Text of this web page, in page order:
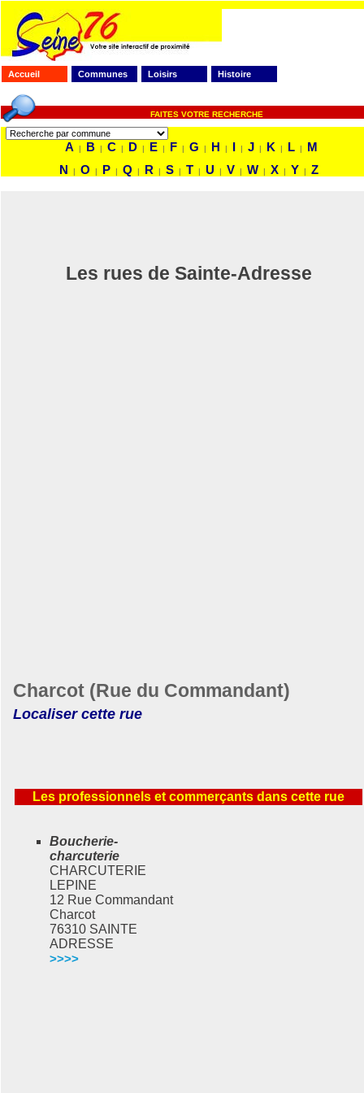
Accueil Communes Loisirs Histoire
FAITES VOTRE RECHERCHE
A | B | C | D | E | F | G | H | I | J | K | L |
M
N
| O | P | Q | R | S | T | U | V | W | X | Y | Z
Les rues de Sainte-Adresse
Charcot (Rue du Commandant)
Localiser cette rue
Les professionnels et commerçants dans cette rue
Boucherie-
charcuterie
CHARCUTERIE
LEPINE
12 Rue Commandant
Charcot
76310 SAINTE
ADRESSE
>>>>